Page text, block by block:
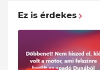
Ez is érdekes